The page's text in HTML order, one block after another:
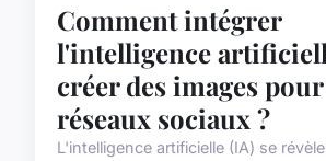
Comment intégrer
l'intelligence
créer des images
réseaux sociaux ?
L'intelligence artificielle (IA) se